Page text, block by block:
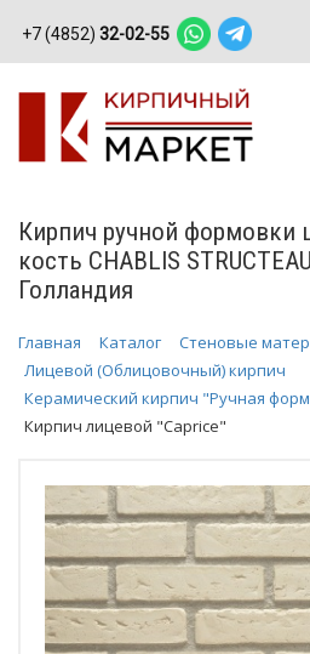
+7 (4852) 32-02-55
Кирпич ручной формовки
кость CHABLIS
Голландия
Главная Каталог
Стеновые
Лицевой (Облицовочный) кирпич
Керамический кирпич "Ручная
Кирпич лицевой "Caprice"